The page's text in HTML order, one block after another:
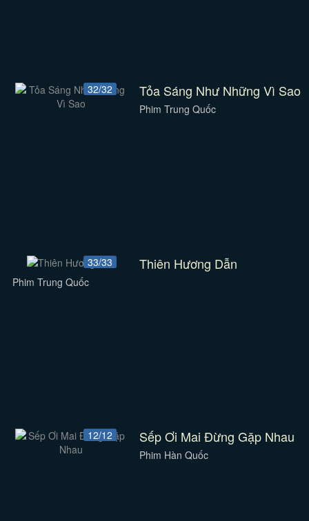
32/32 Tỏa Sáng Như Những Vì Sao
Phim Trung Quốc
33/33 Thiên Hương Dẫn
Phim Trung Quốc
12/12 Sếp Ơi Mai Đừng Gặp Nhau
Phim Hàn Quốc